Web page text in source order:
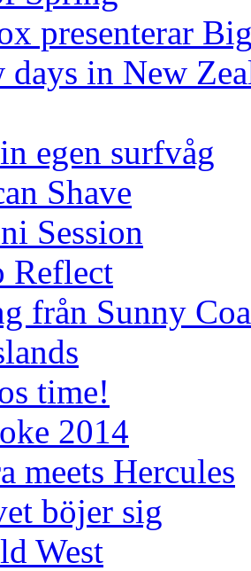
presenterar
in New
egen surfvåg
Shave
Session
Reflect
från Sunny
time!
2014
meets Hercules
böjer sig
West